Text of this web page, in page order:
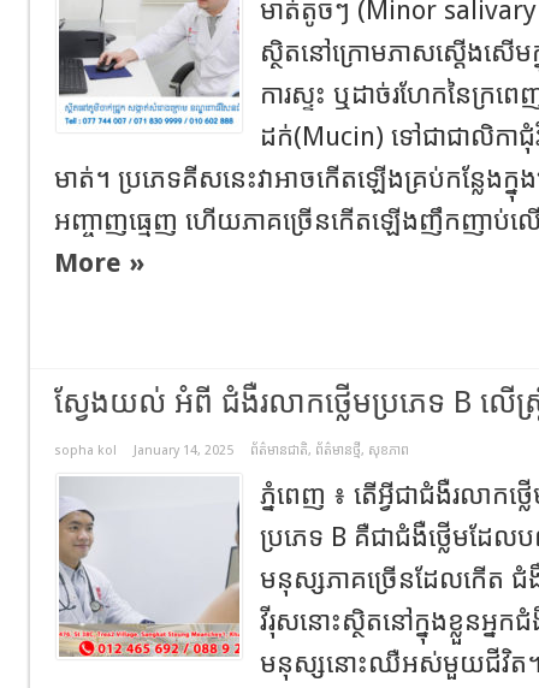
មាត់តូចៗ (Minor
ស្ថិតនៅក្រោមភាសស្តើងសើ
ការស្ទះ ឬដាច់រហែកនៃក្រព
ដក់(Mucin) ទៅជាជាលិកា
មាត់។ ប្រភេទគីសនេះវាអាចកើតឡើងគ្រប់កន្លែងក្
អញ្ចាញធ្មេញ ហើយភាគច្រើនកើតឡើងញឹកញាប់ល
More »
ស្វែងយល់ អំពី ជំងឺរលាកថ្លើមប្រភេទ B លើស្ត្
sopha kol January 14, 2025 ព័ត៌មានជាតិ, ព័ត៌មានថ្មី, សុខភាព
ភ្នំពេញ ៖ តើអ្វីជាជំងឺរលាកថ្
ប្រភេទ B គឺជាជំងឺថ្លើមដែ
មនុស្សភាគច្រើនដែលកើត ជំ
វីរុសនោះស្ថិតនៅក្នុងខ្លួនអ្
មនុស្សនោះឈឺអស់មួយជីវិត។ ជំ